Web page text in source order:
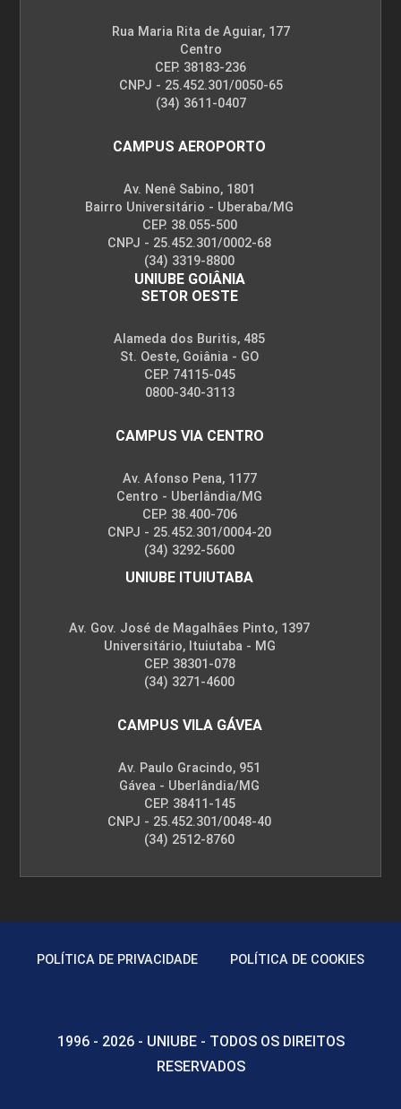
Rua Maria Rita de Aguiar, 177
Centro
CEP. 38183-236
CNPJ - 25.452.301/0050-65
(34) 3611-0407
CAMPUS AEROPORTO
Av. Nenê Sabino, 1801
Bairro Universitário - Uberaba/MG
CEP. 38.055-500
CNPJ - 25.452.301/0002-68
(34) 3319-8800
UNIUBE GOIÂNIA
SETOR OESTE
Alameda dos Buritis, 485
St. Oeste, Goiânia - GO
CEP. 74115-045
0800-340-3113
CAMPUS VIA CENTRO
Av. Afonso Pena, 1177
Centro - Uberlândia/MG
CEP. 38.400-706
CNPJ - 25.452.301/0004-20
(34) 3292-5600
UNIUBE ITUIUTABA
Av. Gov. José de Magalhães Pinto, 1397
Universitário, Ituiutaba - MG
CEP. 38301-078
(34) 3271-4600
CAMPUS VILA GÁVEA
Av. Paulo Gracindo, 951
Gávea - Uberlândia/MG
CEP. 38411-145
CNPJ - 25.452.301/0048-40
(34) 2512-8760
POLÍTICA DE PRIVACIDADE POLÍTICA DE COOKIES
1996 - 2026 - UNIUBE - TODOS OS DIREITOS
RESERVADOS